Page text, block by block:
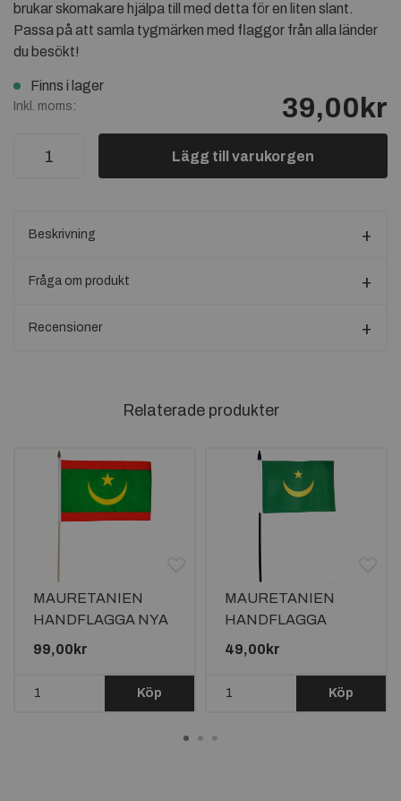
brukar skomakare hjälpa till med detta för en liten slant.
Passa på att samla tygmärken med flaggor från alla länder
du besökt!
Finns i lager
Inkl. moms: 39,00kr
Lägg till varukorgen
Beskrivning
Fråga om produkt
Recensioner
Relaterade produkter
MAURETANIEN
HANDFLAGGA NYA
45X30CM
99,00kr
Köp
MAURETANIEN
HANDFLAGGA
23X15CM
49,00kr
Köp